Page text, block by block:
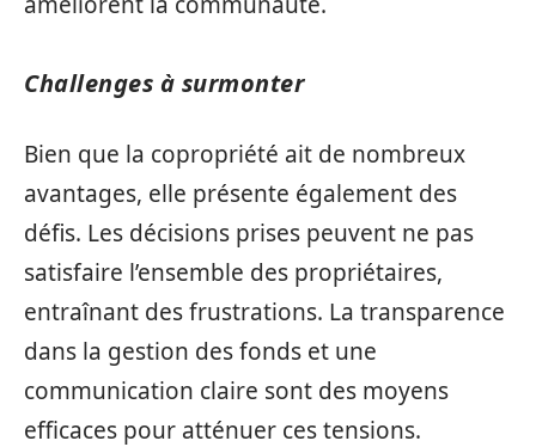
Challenges à surmonter
Bien que la copropriété ait de nombreux
avantages, elle présente également des
défis. Les décisions prises peuvent ne pas
satisfaire l’ensemble des propriétaires,
entraînant des frustrations. La transparence
dans la gestion des fonds et une
communication claire sont des moyens
efficaces pour atténuer ces tensions.